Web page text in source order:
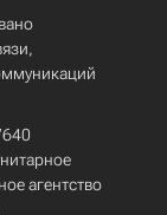
агентство